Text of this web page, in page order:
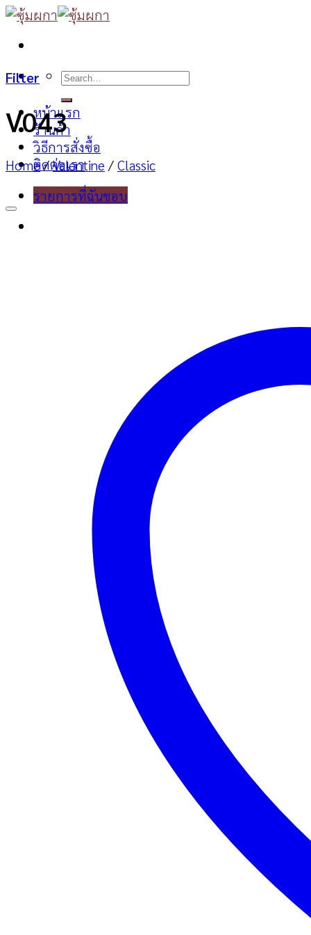
Skip
content
Search
หน้าแรก
ร้านค้า
วิธีการสั่งซื้อ
ติดต่อเรา
รายการที่ฉันชอบ
Filter
V043
Home / Valentine / Classic